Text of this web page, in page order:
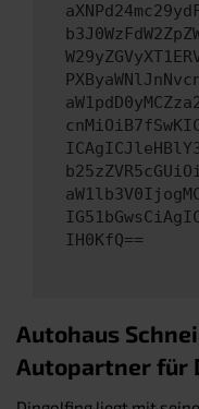
IH0KfQ==
Autohaus
Autopartner für